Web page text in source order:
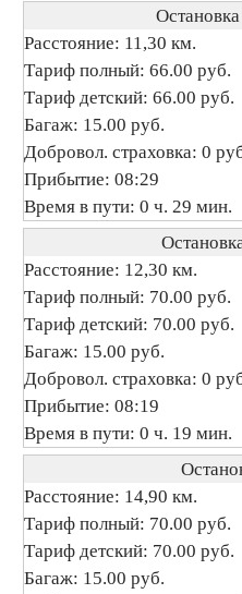
Остановка
Расстояние: 11,30 км.
Тариф полный: 66.00 руб.
Тариф детский: 66.00 руб.
Багаж: 15.00 руб.
Добровол. страховка: 0
Прибытие: 08:29
Время в пути: 0 ч. 29 мин.
Расстояние: 12,30 км.
Тариф полный: 70.00 руб.
Тариф детский: 70.00 руб.
Багаж: 15.00 руб.
Добровол. страховка: 0
Прибытие: 08:19
Время в пути: 0 ч. 19 мин.
Расстояние: 14,90 км.
Тариф полный: 70.00 руб.
Тариф детский: 70.00 руб.
Багаж: 15.00 руб.